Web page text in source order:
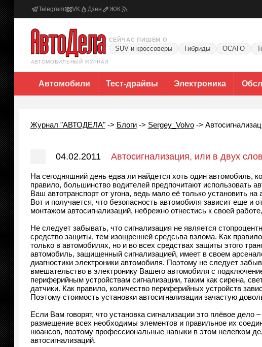
Telegram VK Дзен ЖЖ
АВТОМОБИЛЬНЫЙ ЖУРНАЛ
СЕЙЧАС ПИШЕМ О
SUV и кроссоверы Гибриды ОСАГО
Автомобили Тест-драйвы Электроника
Журнал "АВТОДЕЛА"-> Блоги-> Sergey_Volvo->
04.02.2011 Автосигнализация, или в двух
На сегодняшний день едва ли найдется хоть один
правило, большинство водителей предпочитают использовать
Ваш автотранспорт от угона, ведь мало её только установить
Вот и получается, что безопасность автомобиля зависит еще и
монтажом автосигнализаций, небрежно отнестись к своей
Не следует забывать, что сигнализация не является
средство защиты, тем изощренней средсьва взлома. Как
только в автомобилях, но и во всех средствах защиты этого
автомобиль, защищенный сигнализацией, имеет в своем
диагностики электроники автомобиля. Поэтому не следует
вмешательство в электронику Вашего автомобиля с
периферийным устройствам сигнализации, таким как сирена,
датчики. Как правило, количество периферийных устройств
Поэтому стоимость установки автосигнализации зачастую
Если Вам говорят, что установка сигнализации это плёвое дело
размещение всех необходимы элементов и правильное их
нюансов, поэтому профессиональные навыки в этом нелегком
автосигнализаций.